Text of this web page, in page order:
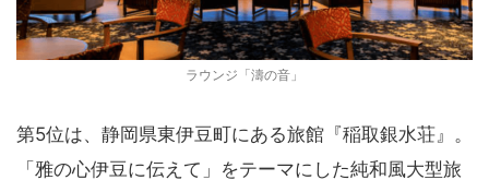
ラウンジ「濤の音」
第5位は、静岡県東伊豆町にある旅館『稲取銀水荘』。
「雅の心伊豆に伝えて」をテーマにした純和風大型旅